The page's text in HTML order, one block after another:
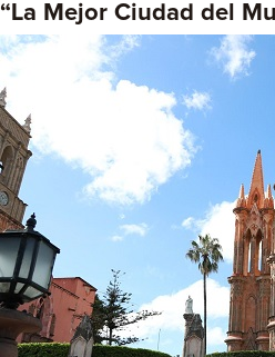
“La Mejor Ciudad del